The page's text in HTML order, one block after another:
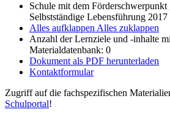
Schule mit dem
Selbstständige Lebensführung 2017
Alles aufklappen Alles zuklappen
Anzahl der Lernziele und -inhalte
Materialdatenbank: 0
Dokument als PDF herunterladen
Kontaktformular
Zugriff auf die fachspezifischen
Schulportal!